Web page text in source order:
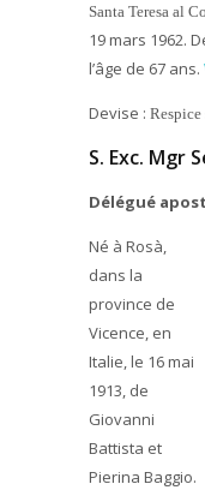
Santa Teresa al
19 mars 1962.
l’âge de 67 ans.
Devise :
S. Exc. Mgr
Délégué
Né à Rosà,
dans la
province de
Vicence, en
Italie, le 16 mai
1913, de
Giovanni
Battista et
Pierina Baggio.